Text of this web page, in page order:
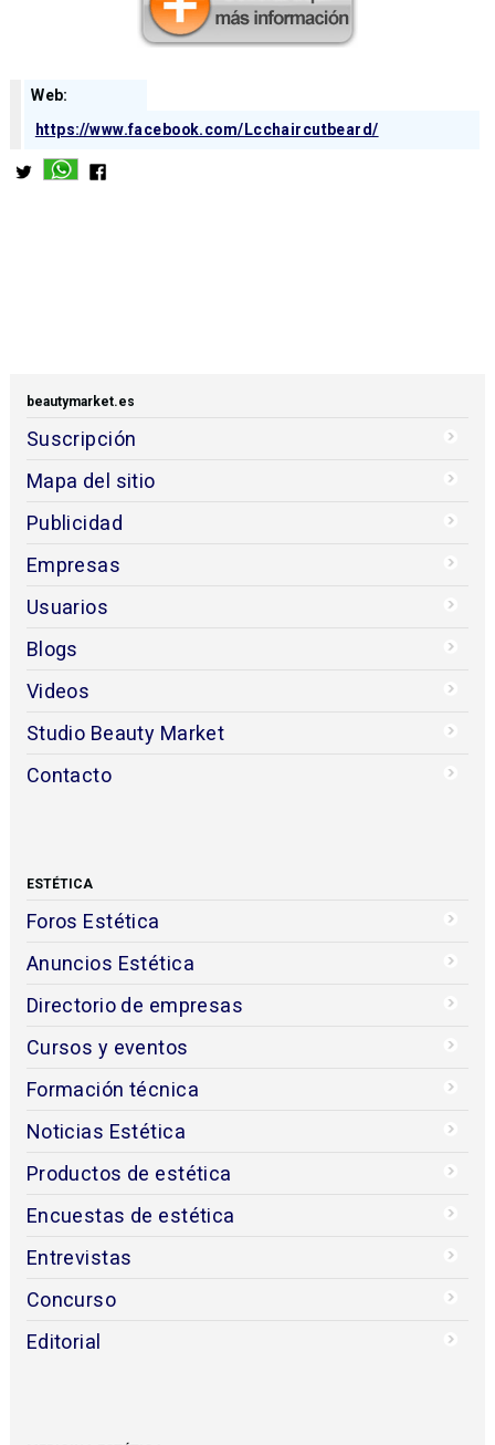
Web:
https://www.facebook.com/Lcchaircutbeard/
beautymarket.es
Suscripción
Mapa del sitio
Publicidad
Empresas
Usuarios
Blogs
Videos
Studio Beauty Market
Contacto
ESTÉTICA
Foros Estética
Anuncios Estética
Directorio de empresas
Cursos y eventos
Formación técnica
Noticias Estética
Productos de estética
Encuestas de estética
Entrevistas
Concurso
Editorial